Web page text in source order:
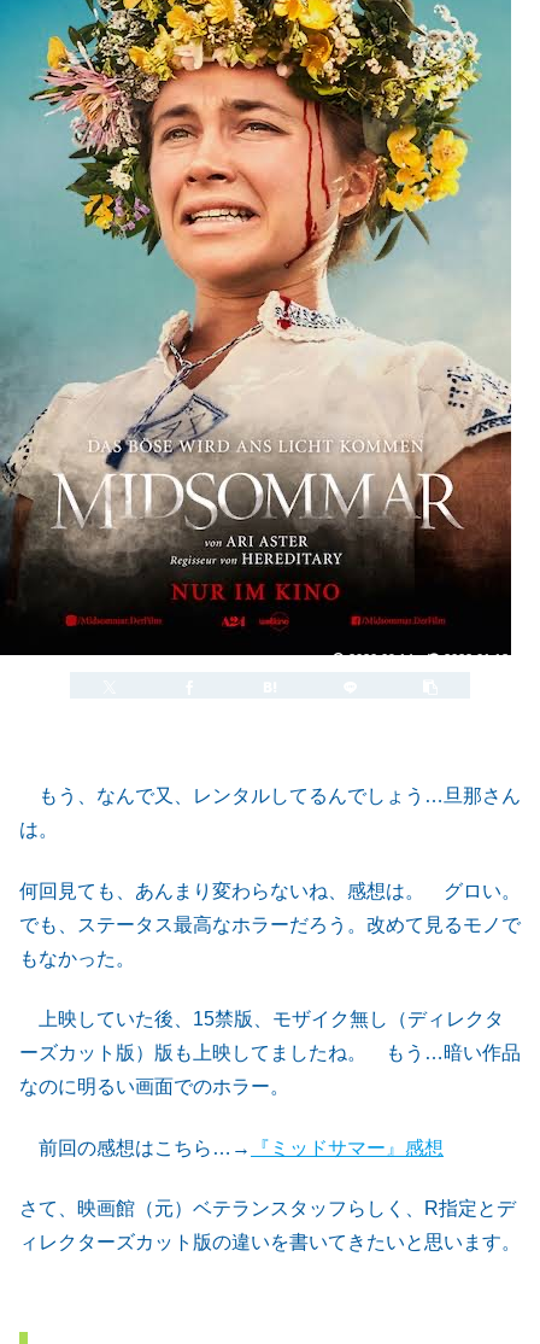
2020.09.14 2022.01.13
もう、なんで又、レンタルしてるんでしょう…旦那さん
は。
何回見ても、あんまり変わらないね、感想は。 グロい。
でも、ステータス最高なホラーだろう。改めて見るモノで
もなかった。
上映していた後、15禁版、モザイク無し（ディレクタ
ーズカット版）版も上映してましたね。 もう…暗い作品
なのに明るい画面でのホラー。
前回の感想はこちら…→ 『ミッドサマー』感想
さて、映画館（元）ベテランスタッフらしく、R指定とデ
ィレクターズカット版の違いを書いてきたいと思います。